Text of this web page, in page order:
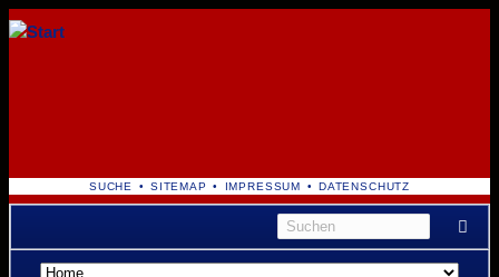
NAVIGATION
ÜBERSPRINGEN
SUCHE SITEMAP IMPRESSUM DATENSCHUTZ
Navigation